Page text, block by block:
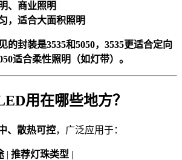
、商业照明
，适合大面积照明
的封装是3535和5050，3535更适合定向
适合柔性照明（如灯带）。
用在哪些地方？
、散热可控，广泛应用于：
| 推荐灯珠类型 |